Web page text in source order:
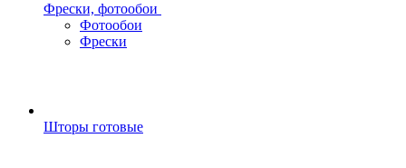
Фрески, фотообои
Фотообои
Фрески
Шторы готовые